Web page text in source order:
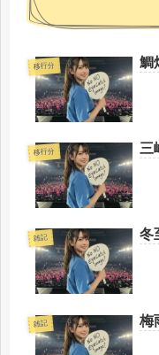
移行分 鯛
移行分 三
雑記 冬
雑記 梅